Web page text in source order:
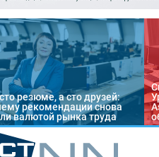
резюме, а сто друзей:
рекомендации снова
валютой рынка труда